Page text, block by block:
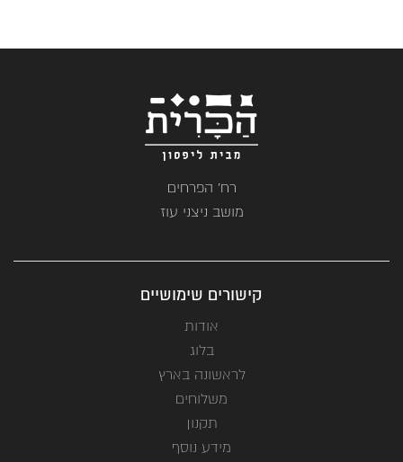
רח' הפרחים
מושב ניצני עוז
קישורים שימושיים
אודות
בלוג
לראשונה בארץ
משלוחים
תקנון
מידע נוסף